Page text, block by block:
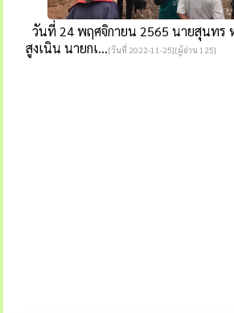
วันที่ 24 พฤศจิกายน 2565 นายสุนทร
สูงเนิน นายกเ...[วันที่ 2022-11-25][ผู้อ่าน 125]